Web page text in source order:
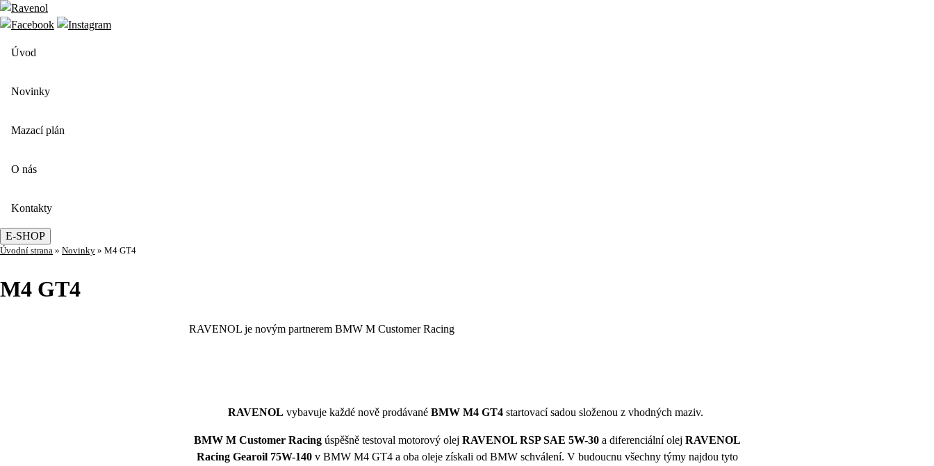
Úvod
Novinky
Mazací plán
O nás
Kontakty
E-SHOP
Úvodní strana » Novinky » M4 GT4
M4 GT4
RAVENOL je novým partnerem BMW M Customer Racing
RAVENOL vybavuje každé nově prodávané BMW M4 GT4 startovací sadou složenou z vhodných maziv.
BMW M Customer Racingúspěšně testoval motorový olej RAVENOL RSP SAE 5W-30 a diferenciální olej RAVENOL
Racing Gearoil 75W-140v BMW M4 GT4 a oba oleje získali od BMW schválení. V budoucnu všechny týmy najdou tyto